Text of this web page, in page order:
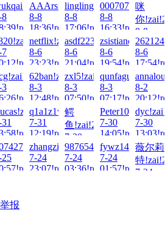
8
AAArsmls!zai!2026-
8-8
18:36!read!
lingling!zai!2026-
8-8
17:06!read!
8-8
16:33!read!
咪
你
8-8
7
netflix!zai!2026-
8-6
23:23!read!
asdf223344!zai!2026-
8-6
21:04!read!
8-6
19:54!read!
8-6
3
62ban!zai!2026-
8-3
12:48!read!
zxl5!zai!2026-
8-3
07:50!read!
8-3
07:17!read!
8-2
q1a1z1w1e1!zai!2026-
7-31
12:19!read!
鳄
鱼!zai!2026-
7-30
21:31!read!
7-30
14:05!read!
7-30
25
zhangzihao!zai!2026-
7-24
23:07!read!
987654hjh!zai!2026-
7-24
03:36!read!
7-24
01:57!read!
薇尔莉
特
7-24
举报